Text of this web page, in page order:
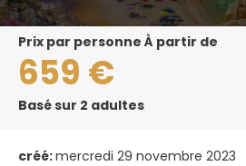
prix par personne À partir de
659 €
Basé sur 2 adultes
créé:mercredi 29 novembre 2023